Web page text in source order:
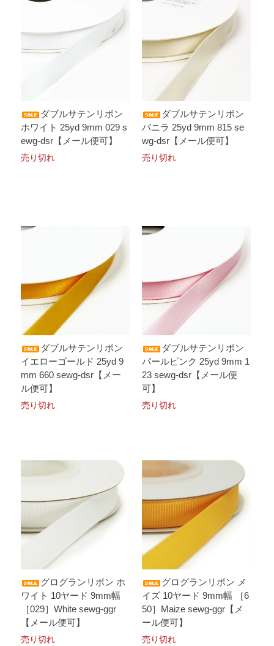
ダブルサテンリボン
ホワイト 25yd 9mm 029 s
ewg-dsr【メール便可】
売り切れ
ダブルサテンリボン
バニラ 25yd 9mm 815 se
wg-dsr【メール便可】
売り切れ
ダブルサテンリボン
イエローゴールド 25yd 9
mm 660 sewg-dsr【メー
ル便可】
売り切れ
ダブルサテンリボン
パールピンク 25yd 9mm 1
23 sewg-dsr【メール便
可】
売り切れ
グログランリボン ホ
ワイト 10ヤード 9mm幅
［029］White sewg-ggr
【メール便可】
売り切れ
グログランリボン メ
イズ 10ヤード 9mm幅 ［6
50］Maize sewg-ggr【メ
ール便可】
売り切れ